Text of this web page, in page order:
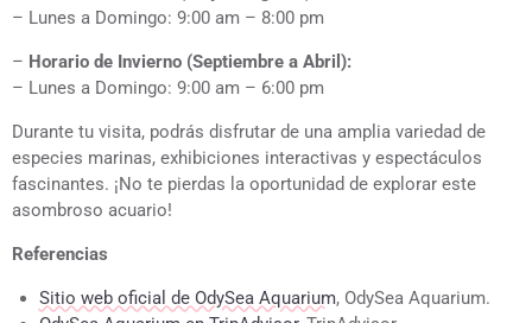
– Lunes a Domingo: 9:00 am – 8:00 pm
– Horario de Invierno (Septiembre a Abril):
– Lunes a Domingo: 9:00 am – 6:00 pm
Durante tu visita, podrás disfrutar de una amplia variedad de
especies marinas, exhibiciones interactivas y espectáculos
fascinantes. ¡No te pierdas la oportunidad de explorar este
asombroso acuario!
Referencias
Sitio web oficial de OdySea Aquarium, OdySea Aquarium.